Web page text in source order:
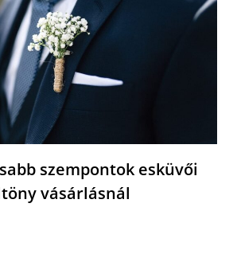
szempontok esküvői
vásárlásnál